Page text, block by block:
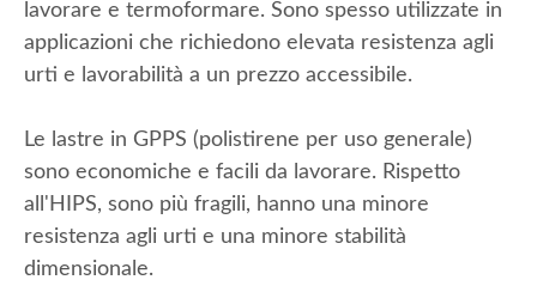
lavorare e termoformare. Sono spesso utilizzate in
applicazioni che richiedono elevata resistenza agli
urti e lavorabilità a un prezzo accessibile.
Le lastre in GPPS (polistirene per uso generale)
sono economiche e facili da lavorare. Rispetto
all'HIPS, sono più fragili, hanno una minore
resistenza agli urti e una minore stabilità
dimensionale.